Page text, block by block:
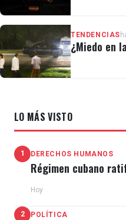
TENDENCIAS
¿Miedo en
LO MÁS VISTO
1 DERECHOS HUMANOS
Régimen cubano
Hoy
2 POLÍTICA